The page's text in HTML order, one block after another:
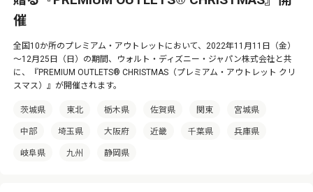
催
全国10か所のプレミアム・アウトレットにおいて、2022年11月11日（金）
～12月25日（日）の期間、ウォルト・ディズニー・ジャパン株式会社と共
に、『PREMIUM OUTLETS® CHRISTMAS（プレミアム・アウトレット クリ
スマス）』が開催されます。
茨城県 東北 栃木県 佐賀県 関東 宮城県
中部 埼玉県 大阪府 近畿 千葉県 兵庫県
岐阜県 九州 静岡県